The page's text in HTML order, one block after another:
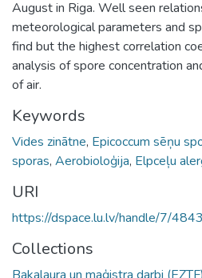
August in Riga. Well seen
meteorological parameters and
find but the highest correlation
analysis of spore concentration
of air.
Keywords
Vides zinātne, Epicoccum sēņu
sporas, Aerobioloģija, Elpceļu
URI
https://dspace.lu.lv/handle/7/
Collections